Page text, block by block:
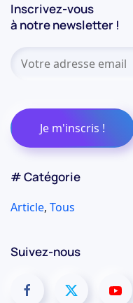
# Catégorie
Article, Tous
Suivez-nous
Inscrivez-vous
à notre newsletter !